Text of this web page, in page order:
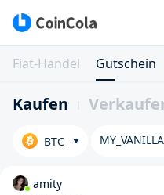
Fiat-Handel Gutschein
Kaufen
BTC
amity